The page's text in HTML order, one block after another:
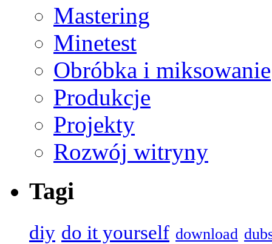
Mastering
Minetest
Obróbka i miksowanie
Produkcje
Projekty
Rozwój witryny
Tagi
diy do it yourself download